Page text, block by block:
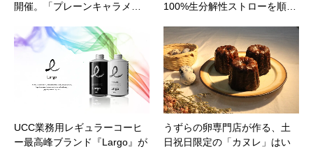
開催。「プレーンキャラメ…
100%生分解性ストローを順…
UCC業務用レギュラーコーヒ
ー最高峰ブランド『Largo』が
うずらの卵専門店が作る、土
日祝日限定の「カヌレ」はい